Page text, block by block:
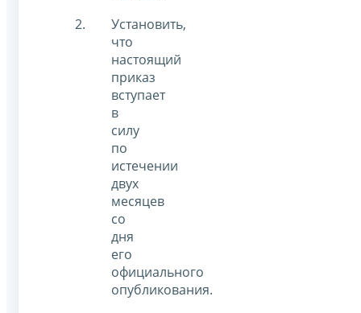
Установить,
что
настоящий
приказ
вступает
в
силу
по
истечении
двух
месяцев
со
дня
его
официального
опубликования.